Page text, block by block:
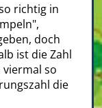
richtig in
doch
ist die Zahl
so
die